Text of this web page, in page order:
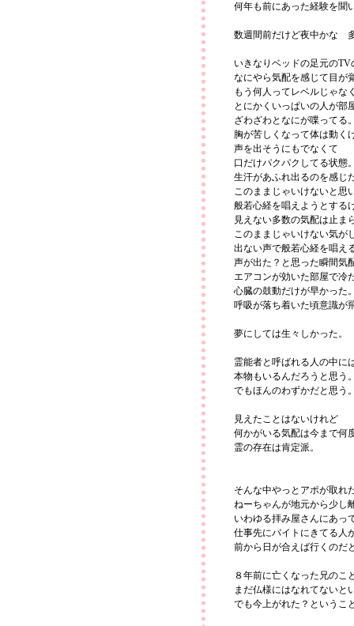
何年も前にあった経験を聞
数週間前だけど夜中かな
いきなりベッドの足元の
なにやら気配を感じて目が
もう何人ってレベルじゃな
とにかくいっぱいの人が部
ざわざわとなにが喋ってる
胸が苦しくなって体は動く
声を出そうにもでなくて
口だけパクパクしてる状態
生汗があふれ出るのを感じ
このままじゃいけないと思
般若心経を唱えようとする
見えない多数の気配は止ま
このままじゃいけない気が
出ない声で般若心経を唱え
声が出た？と思った瞬間気
エアコンが効いた部屋で冷
心臓の鼓動だけが早かった
呼吸が落ち着いた頃意識が
夢にしては生々しかった。
霊能者と呼ばれる人の中に
本物もいるんだろうと思う
でもほんのわずかだと思う
見えたことはないけれど
何かがいる気配は今まで何
霊の存在は肯定派。
そんな中やっとアポが取れ
ねーちゃんが地元から少し
いわゆる拝み屋さんにあっ
仕事先にバイトにきてる人
前から日が合えば行くのだ
８年前に亡くなった兄のこ
まだ仏様にはなれてないと
でも今上がれた？というこ